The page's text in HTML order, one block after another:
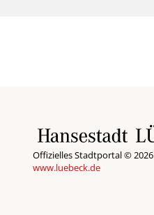
Offizielles Stadtportal © 2026
www.luebeck.de